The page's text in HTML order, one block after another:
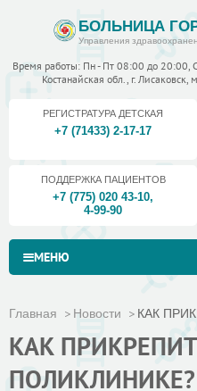
БОЛЬНИЦА
Управления
Время работы: Пн - Пт 08:00 до
Костанайская обл., г.
РЕГИСТРАТУРА ДЕТСКАЯ
+7 (71433) 2-17-17
ПОДДЕРЖКА ПАЦИЕНТОВ
+7 (775) 020 43-10,
4-99-90
МЕНЮ
Главная Новости КАК
КАК